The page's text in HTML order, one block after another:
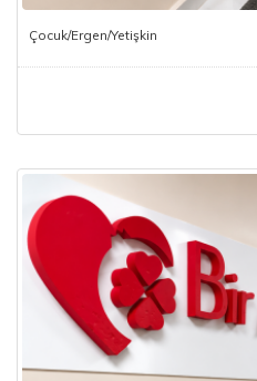
Çocuk/Ergen/Yetişkin